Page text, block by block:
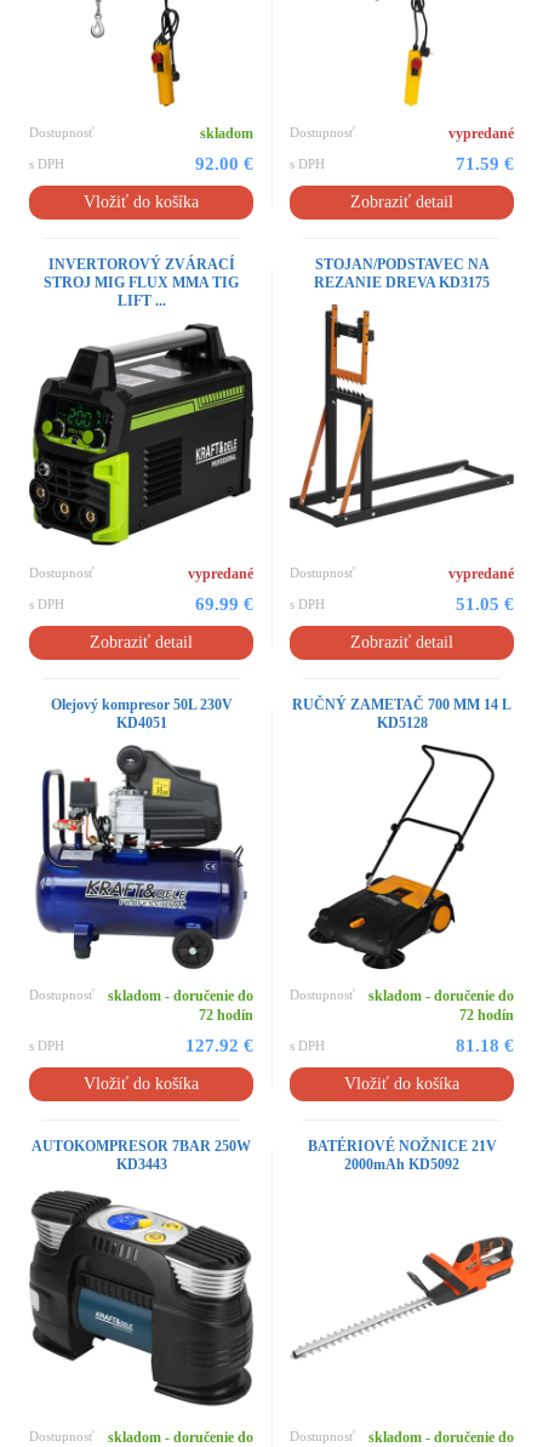
Dostupnosť skladom
s DPH 92.00 €
Vložiť do košíka
Dostupnosť vypredané
s DPH 71.59 €
Zobraziť detail
INVERTOROVÝ ZVÁRACÍ
STROJ MIG FLUX MMA TIG
LIFT ...
Dostupnosť vypredané
s DPH 69.99 €
Zobraziť detail
STOJAN/PODSTAVEC NA
REZANIE DREVA KD3175
Dostupnosť vypredané
s DPH 51.05 €
Zobraziť detail
Olejový kompresor 50L 230V
KD4051
Dostupnosť
skladom - doručenie do
72 hodín
s DPH 127.92 €
Vložiť do košíka
RUČNÝ ZAMETAČ 700 MM 14 L
KD5128
Dostupnosť
skladom - doručenie do
72 hodín
s DPH 81.18 €
Vložiť do košíka
AUTOKOMPRESOR 7BAR 250W
KD3443
Dostupnosť
skladom - doručenie do
BATÉRIOVÉ NOŽNICE 21V
2000mAh KD5092
Dostupnosť
skladom - doručenie do